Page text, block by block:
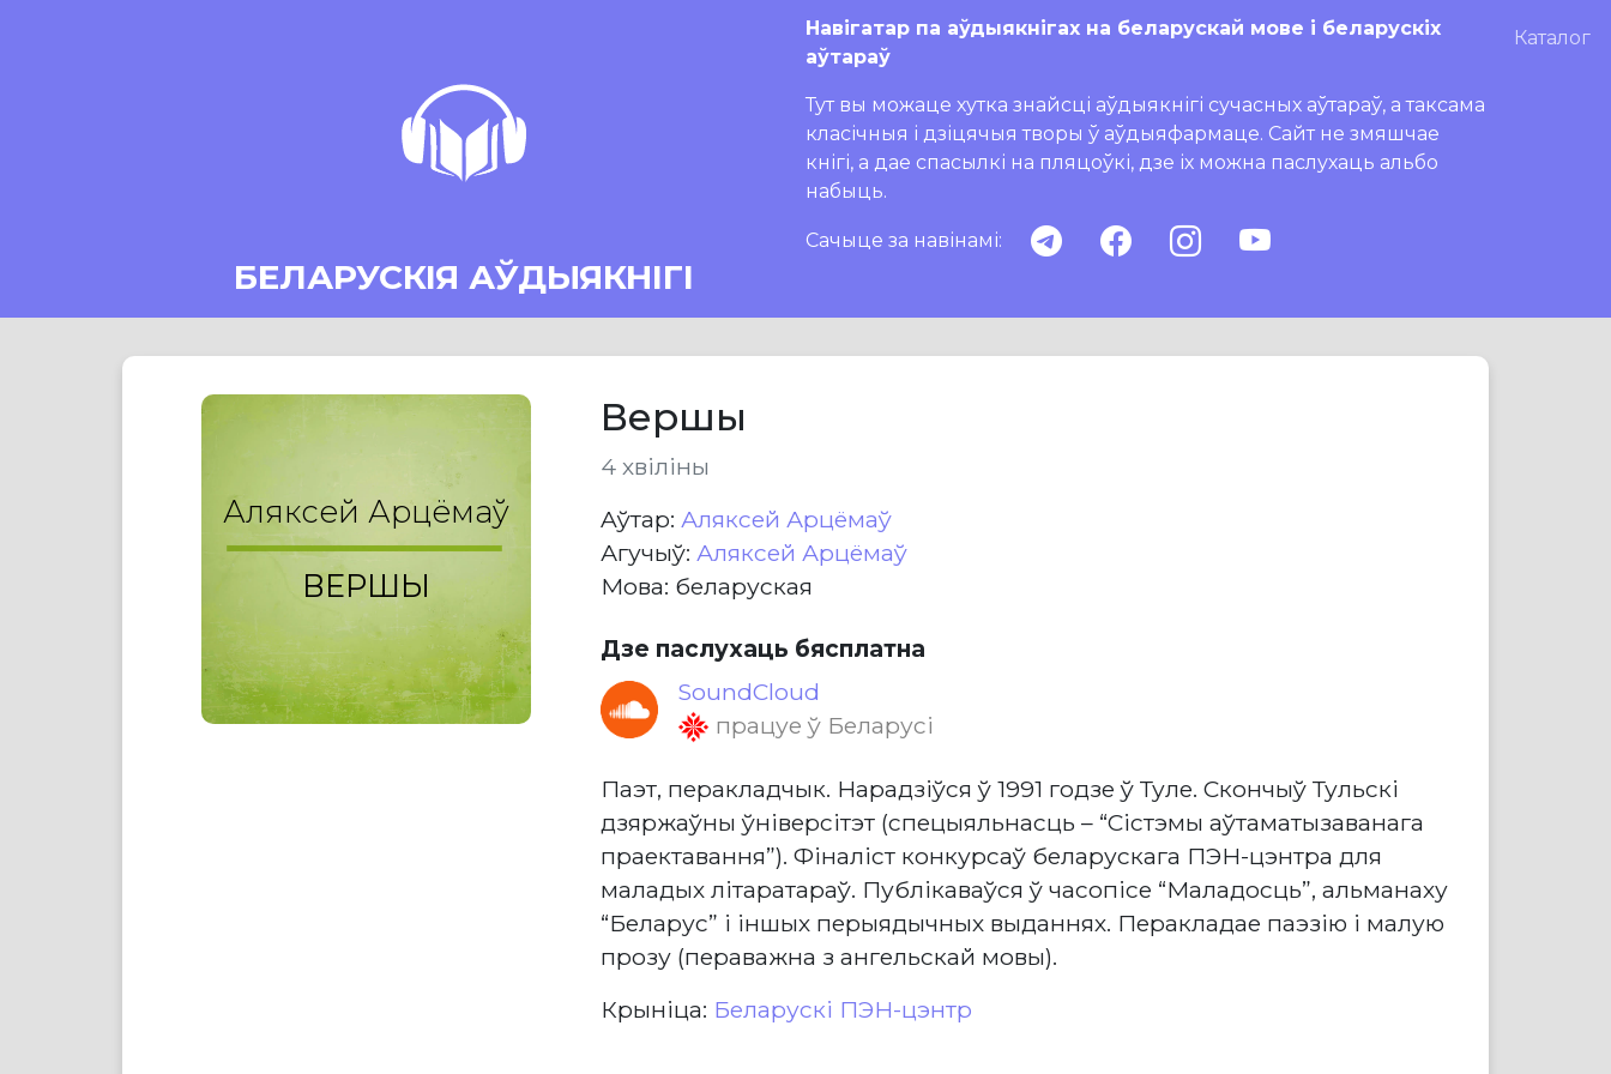
БЕЛАРУСКІЯ АЎДЫЯКНІГІ
Навігатар па аўдыякнігах на беларускай мове і беларускіх
аўтараў
Тут вы можаце хутка знайсці аўдыякнігі сучасных аўтараў, а таксама
класічныя і дзіцячыя творы ў аўдыяфармаце. Сайт не змяшчае
кнігі, а дае спасылкі на пляцоўкі, дзе іх можна паслухаць альбо
набыць.
Сачыце за навінамі:
Каталог
Аляксей Арцёмаў
ВЕРШЫ
Вершы
4 хвіліны
Aўтар: Аляксей Арцёмаў
Агучыў: Аляксей Арцёмаў
Мова: беларуская
Дзе паслухаць бясплатна
SoundCloud
працуе ў Беларусі
Паэт, перакладчык. Нарадзіўся ў 1991 годзе ў Туле. Скончыў Тульскі
дзяржаўны ўніверсітэт (спецыяльнасць – “Сістэмы аўтаматызаванага
праектавання”). Фіналіст конкурсаў беларускага ПЭН-цэнтра для
маладых літаратараў. Публікаваўся ў часопісе “Маладосць”, альманаху
“Беларус” і іншых перыядычных выданнях. Перакладае паэзію і малую
прозу (пераважна з ангельскай мовы).
Крыніца: Беларускі ПЭН-цэнтр